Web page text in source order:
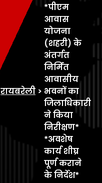
रायबरेली >
*पीएम
आवास
योजना
(शहरी) के
अंतर्गत
निर्मित
आवासीय
भवनों का
जिलाधिकारी
ने किया
निरीक्षण*
*अवशेष
कार्य शीघ्र
पूर्ण कराने
के निर्देश*